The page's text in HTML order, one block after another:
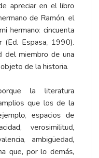
apreciar en el libro
de Ramón, el
hermano: cincuenta
(Ed. Espasa, 1990).
del miembro de una
de la historia.
la literatura
que los de la
espacios de
verosimilitud,
ambigüedad,
que, por lo demás,